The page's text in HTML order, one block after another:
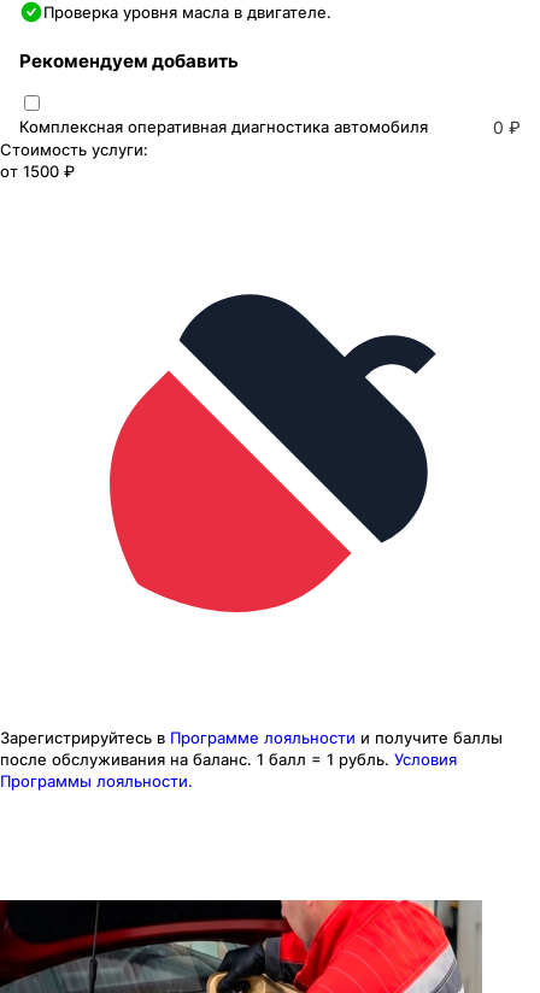
Проверка уровня масла в двигателе.
Рекомендуем добавить
Комплексная оперативная диагностика автомобиля 0 ₽
Стоимость услуги:
от 1500 ₽
Зарегистрируйтесь в Программе лояльности и получите баллы
после обслуживания на баланс. 1 балл = 1 рубль. Условия
Программы лояльности.